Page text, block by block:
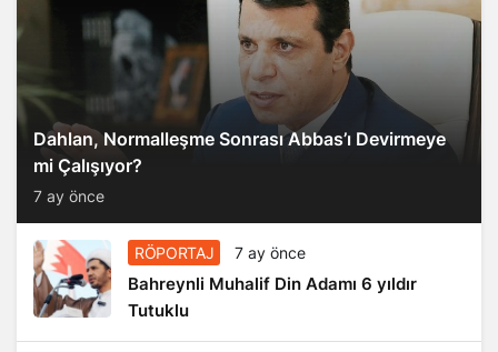
Dahlan, Normalleşme Sonrası Abbas’ı Devirmeye
mi Çalışıyor?
7 ay önce
RÖPORTAJ 7 ay önce
Bahreynli Muhalif Din Adamı 6 yıldır
Tutuklu